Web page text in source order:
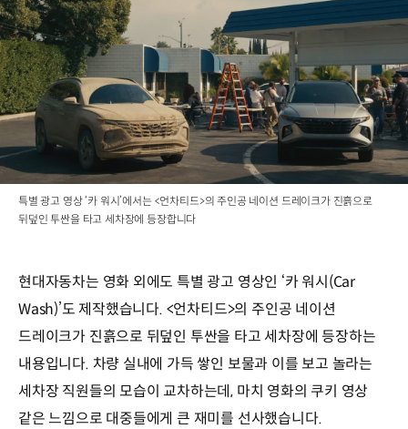
특별 광고 영상 ‘카 워시’에서는 <언차티드>의 주인공 네이션 드레이크가 진흙으로
뒤덮인 투싼을 타고 세차장에 등장합니다
현대자동차는 영화 외에도 특별 광고 영상인 ‘카 워시(Car
Wash)’도 제작했습니다. <언차티드>의 주인공 네이션
드레이크가 진흙으로 뒤덮인 투싼을 타고 세차장에 등장하는
내용입니다. 차량 실내에 가득 쌓인 보물과 이를 보고 놀라는
세차장 직원들의 모습이 교차하는데, 마치 영화의 쿠키 영상
같은 느낌으로 대중들에게 큰 재미를 선사했습니다.